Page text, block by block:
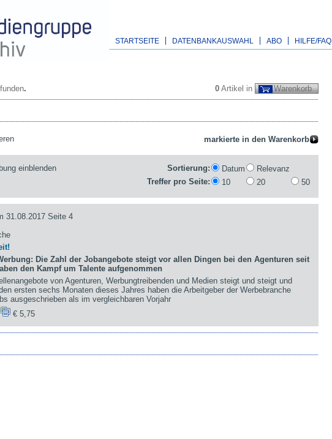
STARTSEITE DATENBANKAUSWAHL ABO HILFE/FAQ
0 Artikel in Warenkorb
.
einblenden Sortierung: Datum
Relevanz
Treffer pro Seite:
10 20 50
31.08.2017 Seite 4
Die Zahl der Jobangebote steigt vor allen Dingen bei den Agenturen seit
den Kampf um Talente aufgenommen
von Agenturen, Werbungtreibenden und Medien steigt und steigt und
ersten sechs Monaten dieses Jahres haben die Arbeitgeber der Werbebranche
ausgeschrieben als im vergleichbaren Vorjahr
€ 5,75